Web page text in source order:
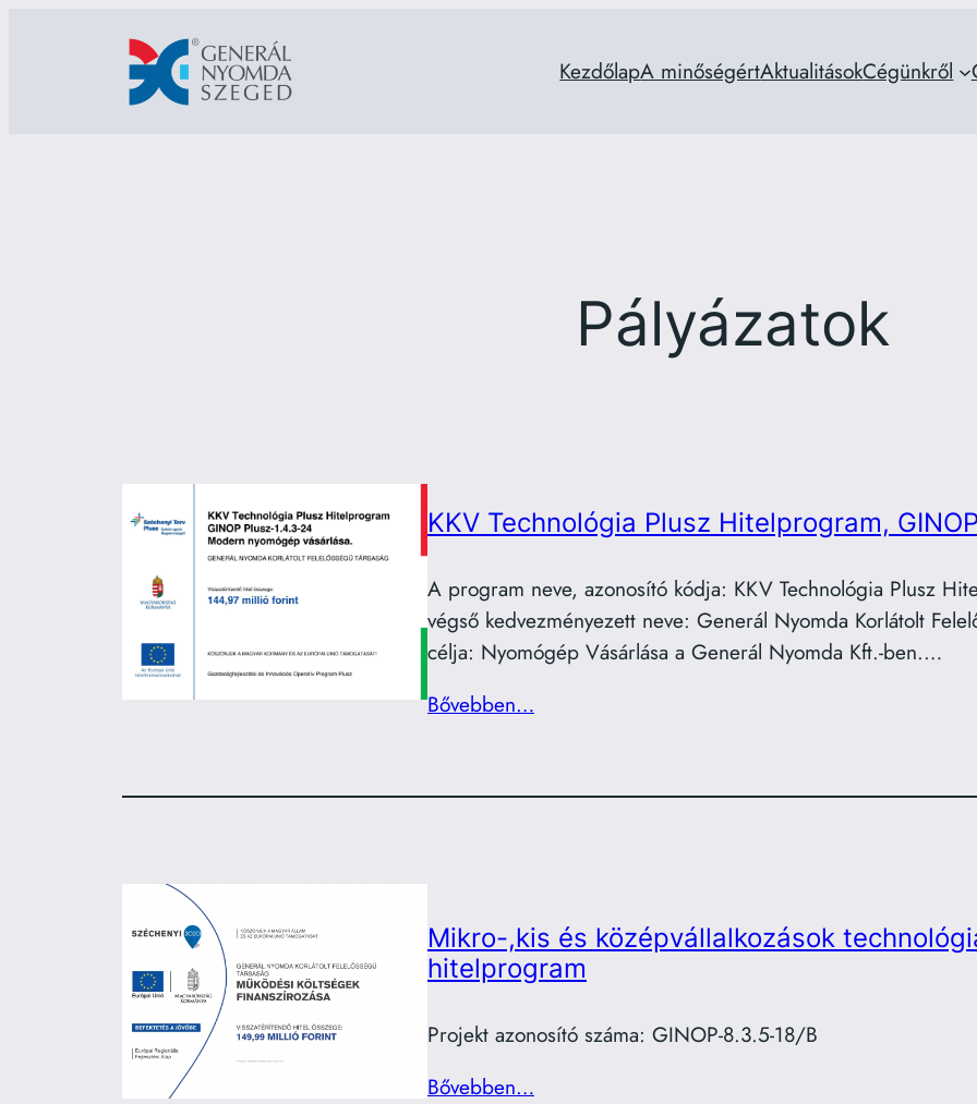
KezdőlapA minőségértAktualitásokCégünkről
Pályázatok
KKV Technológia Plusz Hitelprogram,
A program neve, azonosító kódja: KKV Technológia Plusz
végső kedvezményezett neve: Generál Nyomda Korlátolt
célja: Nyomógép Vásárlása a Generál Nyomda Kft.-ben.…
Bővebben…
Mikro-,kis és középvállalkozások
hitelprogram
Projekt azonosító száma: GINOP-8.3.5-18/B
Bővebben…